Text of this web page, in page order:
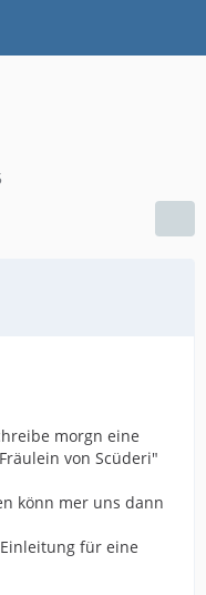
morgn eine
von Scüderi"
könn mer uns dann
für eine